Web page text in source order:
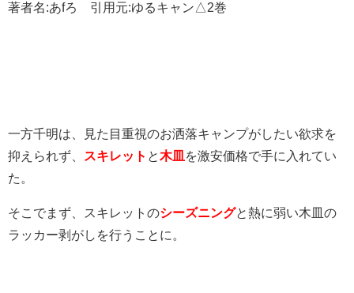
著者名:あfろ 引用元:ゆるキャン△2巻
一方千明は、見た目重視のお洒落キャンプがしたい欲求を
抑えられず、
スキレット と木皿 を激安価格で手に入れてい
た。
そこでまず、スキレットのシーズニングと熱に弱い木皿の
ラッカー剥がしを行うことに。